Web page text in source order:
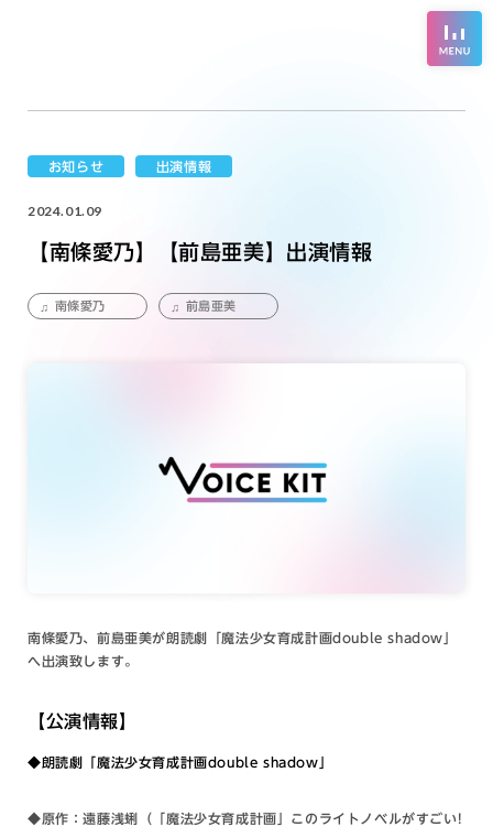
お知らせ 出演情報
2024.01.09
【南條愛乃】【前島亜美】出演情報
南條愛乃 前島亜美
南條愛乃、前島亜美が朗読劇「魔法少女育成計画double shadow」
へ出演致します。
【公演情報】
◆ 朗読劇「魔法少女育成計画double shadow
◆原作：遠藤浅蜊（「魔法少女育成計画」このライトノベルがすごい!